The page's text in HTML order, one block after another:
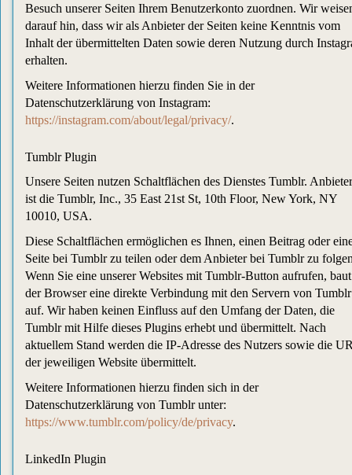
Besuch unserer Seiten Ihrem Benutzerkonto zuordnen. Wir
darauf hin, dass wir als Anbieter der Seiten keine Kenntnis vom
Inhalt der übermittelten Daten sowie deren Nutzung durch
erhalten.
Weitere Informationen hierzu finden Sie in der
Datenschutzerklärung von Instagram:
https://instagram.com/about/legal/privacy/.
Tumblr Plugin
Unsere Seiten nutzen Schaltflächen des Dienstes Tumblr. Anbieter
ist die Tumblr, Inc., 35 East 21st St, 10th Floor, New York, NY
10010, USA.
Diese Schaltflächen ermöglichen es Ihnen, einen Beitrag oder
Seite bei Tumblr zu teilen oder dem Anbieter bei Tumblr zu
Wenn Sie eine unserer Websites mit Tumblr-Button aufrufen, baut
der Browser eine direkte Verbindung mit den Servern von Tumblr
auf. Wir haben keinen Einfluss auf den Umfang der Daten, die
Tumblr mit Hilfe dieses Plugins erhebt und übermittelt. Nach
aktuellem Stand werden die IP-Adresse des Nutzers sowie die
der jeweiligen Website übermittelt.
Weitere Informationen hierzu finden sich in der
Datenschutzerklärung von Tumblr unter:
https://www.tumblr.com/policy/de/privacy.
LinkedIn Plugin